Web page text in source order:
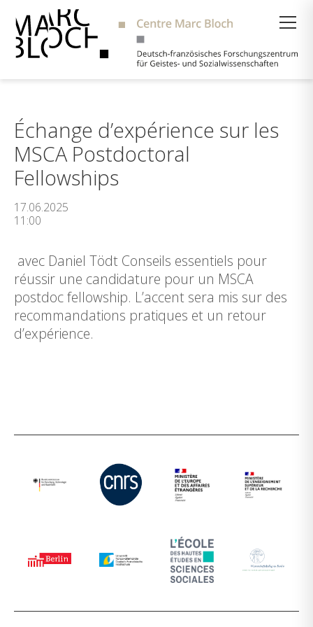
Échange d’expérience sur les
MSCA Postdoctoral
Fellowships
17.06.2025
11:00
avec Daniel Tödt Conseils essentiels pour
réussir une candidature pour un MSCA
postdoc fellowship. L’accent sera mis sur des
recommandations pratiques et un retour
d’expérience.